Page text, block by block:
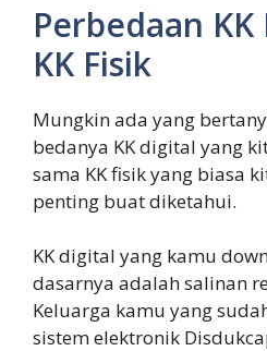
Perbedaan
KK Fisik
Mungkin ada yang
bedanya KK digital yang
sama KK fisik yang biasa
penting buat diketahui.
KK digital yang kamu
dasarnya adalah salinan
Keluarga kamu yang
sistem elektronik